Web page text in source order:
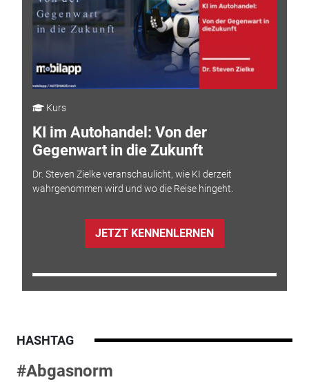
Kurs
KI im Autohandel: Von der
Gegenwart in die Zukunft
Dr. Steven Zielke veranschaulicht, wie KI derzeit
wahrgenommen wird und wo die Reise hingeht.
JETZT KENNENLERNEN
HASHTAG
#Abgasnorm